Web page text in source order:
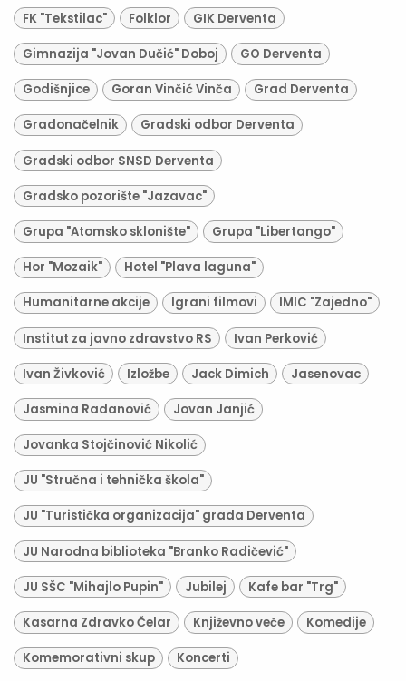
FK "Tekstilac" Folklor GIK Derventa
Gimnazija "Jovan Dučić" Doboj GO Derventa
Godišnjice Goran Vinčić Vinča Grad Derventa
Gradonačelnik Gradski odbor Derventa
Gradski odbor SNSD Derventa
Gradsko pozorište "Jazavac"
Grupa "Atomsko sklonište" Grupa "Libertango"
Hor "Mozaik" Hotel "Plava laguna"
Humanitarne akcije Igrani filmovi IMIC "Zajedno"
Institut za javno zdravstvo RS Ivan Perković
Ivan Živković Izložbe Jack Dimich Jasenovac
Jasmina Radanović Jovan Janjić
Jovanka Stojčinović Nikolić
JU "Stručna i tehnička škola"
JU "Turistička organizacija" grada Derventa
JU Narodna biblioteka "Branko Radičević"
JU SŠC "Mihajlo Pupin" Jubilej Kafe bar "Trg"
Kasarna Zdravko Čelar Književno veče Komedije
Komemorativni skup Koncerti